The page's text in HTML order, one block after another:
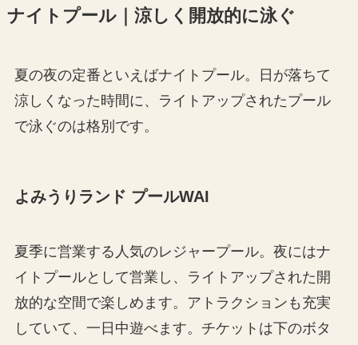
ナイトプール｜涼しく開放的に泳ぐ
夏の夜の定番といえばナイトプール。日が落ちて
涼しくなった時間に、ライトアップされたプール
で泳ぐのは格別です。
よみうりランド プールWAI
夏季に営業する人気のレジャープール。夜にはナ
イトプールとして営業し、ライトアップされた開
放的な空間で楽しめます。アトラクションも充実
していて、一日中遊べます。チケットは下のボタ